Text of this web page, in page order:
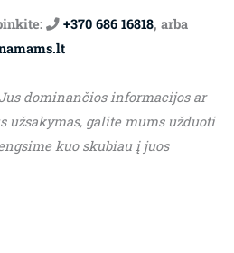
+370 686 16818, arba
dominančios informacijos ar
galite mums užduoti
kuo skubiau į juos